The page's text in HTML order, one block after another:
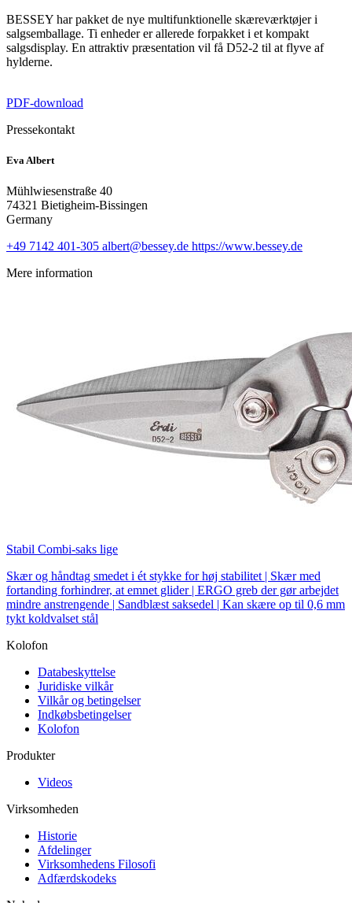
BESSEY har pakket de nye multifunktionelle skæreværktøjer i
salgsemballage. Ti enheder er allerede forpakket i et kompakt
salgsdisplay. En attraktiv præsentation vil få D52-2 til at flyve af
hylderne.
PDF-download
Pressekontakt
Eva Albert
Mühlwiesenstraße 40
74321 Bietigheim-Bissingen
Germany
+49 7142 401-305 albert@bessey.de https://www.bessey.de
Mere information
Stabil Combi-saks lige
Skær og håndtag smedet i ét stykke for høj stabilitet | Skær med
fortanding forhindrer, at emnet glider | ERGO greb der gør arbejdet
mindre anstrengende | Sandblæst saksedel | Kan skære op til 0,6 mm
tykt koldvalset stål
Kolofon
Databeskyttelse
Juridiske vilkår
Vilkår og betingelser
Indkøbsbetingelser
Kolofon
Produkter
Videos
Virksomheden
Historie
Afdelinger
Virksomhedens Filosofi
Adfærdskodeks